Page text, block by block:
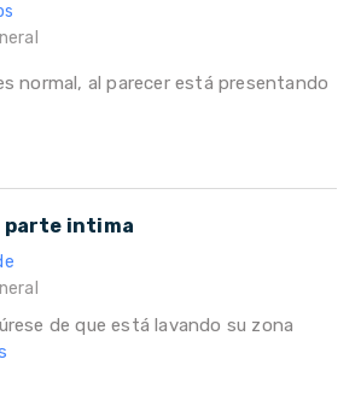
normal, al parecer está presentando
parte intima
de que está lavando su zona